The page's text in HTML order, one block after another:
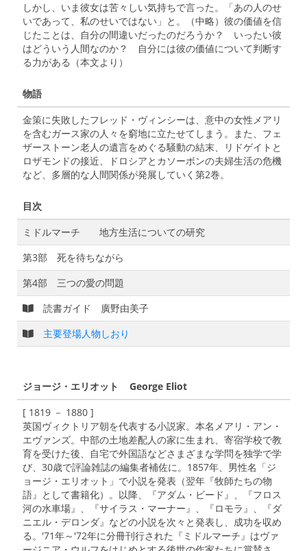
しかし、いま彼女は苦々しい気持ちで言った。「あの人のせ
いであって、私のせいではない」と。（中略）彼の価値を信
じたことは、自分の間違いだったのだろうか？ いったい彼
はどういう人間なのか？ 自分には彼の価値について判断す
る力がある（本文より）
物語
金策に失敗したフレッド・ヴィンシーは、意中の女性メアリ
を含むガース家の人々を窮地に立たせてしまう。また、フェ
ザーストーン老人の遺言をめぐる騒動の結末、リドゲイトと
ロザモンドの接近、ドロシアとカソーボンの夫婦生活の危機
など、多層的な人間関係が発展していく第2巻。
目次
ミドルマーチ 地方生活についての研究
第3部 死を待ちながら
第4部 三つの愛の問題
読書ガイド 廣野由美子
主要登場人物しおり
ジョージ・エリオット George Eliot
[ 1819 － 1880 ]
英国ヴィクトリア朝を代表する小説家。本名メアリ・アン・
エヴァンズ。中部の土地差配人の家に生まれ、寄宿学校で教
育を受けた後、自宅で外国語などさまざまな学問を独学で学
び、30歳で評論雑誌の編集者補佐に。1857年、男性名「ジ
ョージ・エリオット」で小説を発表（翌年『牧師たちの物
語』として書籍化）。以降、『アダム・ビード』、『フロス
河の水車場』、『サイラス・マーナー』、『ロモラ』、『ダ
ニエル・デロンダ』などの小説を次々と発表し、成功を収め
る。'71年～'72年に分冊刊行された『ミドルマーチ』はヴァ